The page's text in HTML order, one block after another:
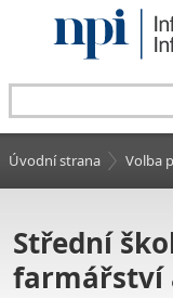
Úvodní strana Volba
Střední
farmářství